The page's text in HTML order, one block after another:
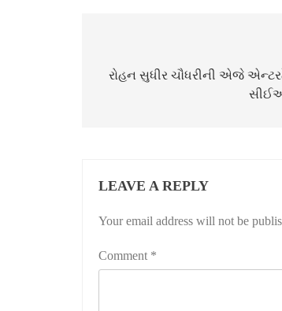
navigation
રોહન સુધીર ચૌધરીની એજે
LEAVE A REPLY
Your email address will not be
Comment *